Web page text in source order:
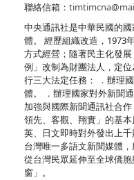
聯絡信箱：
中央通訊社是中華民國的
體。 經歷組織改造，1973
方式經營；隨著民主化發
例」改制為財團法人，定
行三大法定任務： ．辦理
體。 ．辦理國家對外新聞
加強與國際新聞通訊社合作
領先、客觀、翔實」的基本
英、日文即時對外發出上
台灣唯一多語文新聞媒體
從台灣民眾延伸至全球僑
窗」。